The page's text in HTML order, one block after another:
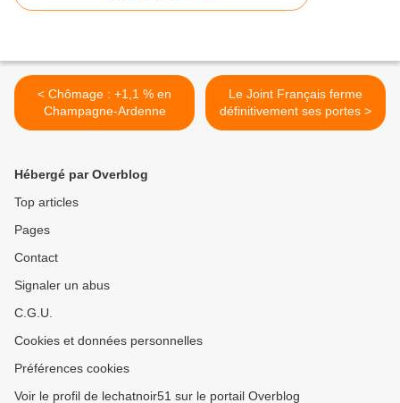
< Chômage : +1,1 % en
Champagne-Ardenne
Le Joint Français ferme
définitivement ses portes >
Hébergé par Overblog
Top articles
Pages
Contact
Signaler un abus
C.G.U.
Cookies et données personnelles
Préférences cookies
Voir le profil de lechatnoir51 sur le portail Overblog